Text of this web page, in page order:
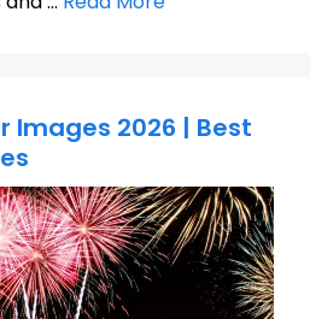
Images 2026 | Best